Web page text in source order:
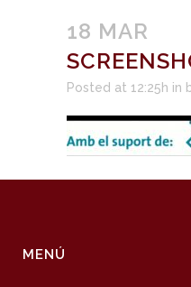
18 MAR
Posted at 12:25h in
MENÚ